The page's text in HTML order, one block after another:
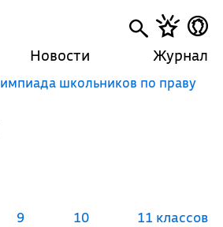
Новости Журнал
школьников по праву
9 10 11 классов